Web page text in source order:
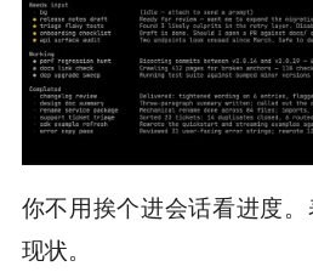
你不用挨个进会话看进度
现状。